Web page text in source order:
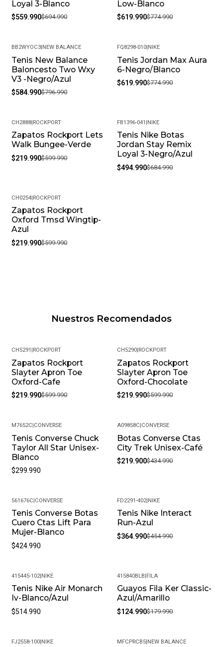
Loyal 3-Blanco
$559.990$694.990
Low-Blanco
$619.990$774.990
-27%
BB2WYOC3|NEW BALANCE
Tenis New Balance
Baloncesto Two Wxy
V3 -Negro/Azul
$584.990$796.990
-20%
FQ8298-010|NIKE
Tenis Jordan Max Aura
6-Negro/Blanco
$619.990$774.990
-63%
CH2888|ROCKPORT
Zapatos Rockport Lets
Walk Bungee-Verde
$219.990$599.990
-28%
FB1396-041 |NIKE
Tenis Nike Botas
Jordan Stay Remix
Loyal 3-Negro/Azul
$494.990$684.990
-63%
CH0254|ROCKPORT
Zapatos Rockport
Oxford Tmsd Wingtip-
Azul
$219.990$599.990
Nuestros Recomendados
-63%
CH5291 |ROCKPORT
Zapatos Rockport
Slayter Apron Toe
Oxford-Cafe
$219.990$599.990
-63%
CH5290|ROCKPORT
Zapatos Rockport
Slayter Apron Toe
Oxford-Chocolate
$219.990$599.990
M7652C|CONVERSE
Tenis Converse Chuck
Taylor All Star Unisex-
Blanco
$299.990
-49%
A09858C|CONVERSE
Botas Converse Ctas
City Trek Unisex-Café
$219.900$434.990
561676C|CONVERSE
Tenis Converse Botas
Cuero Ctas Lift Para
Mujer-Blanco
$424.990
-20%
FD2291-402|NIKE
Tenis Nike Interact
Run-Azul
$364.990$454.990
415445-102|NIKE
Tenis Nike Air Monarch
Iv-Blanco/Azul
$514.990
-31%
415840BLB|FILA
Guayos Fila Ker Classic-
Azul/Amarillo
$124.990$179.990
FJ2558-100|NIKE MFCPRCB5|NEW BALANCE